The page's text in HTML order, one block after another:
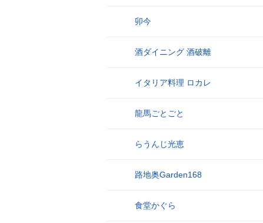
卯今
酒ダイニング 酒破離
イタリア料理 ロカレ
龍馬ごとごと
らうんじ光恵
路地奥Garden168
食堂かぐら